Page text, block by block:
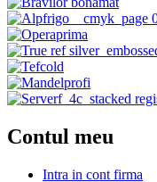
Contul meu
Intra in cont firma